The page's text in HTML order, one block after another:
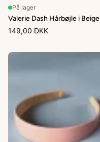
På lager
Valerie Dash Hårbøjle i Beige
149,00 DKK